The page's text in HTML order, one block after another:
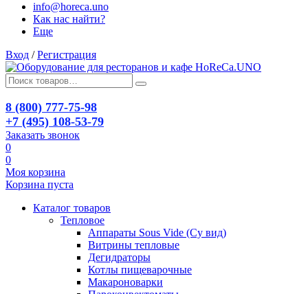
info@horeca.uno
Как нас найти?
Еще
Вход / Регистрация
8 (800) 777-75-98
+7 (495) 108-53-79
Заказать звонок
0
0
Моя корзина
Корзина пуста
Каталог товаров
Тепловое
Аппараты Sous Vide (Су вид)
Витрины тепловые
Дегидраторы
Котлы пищеварочные
Макароноварки